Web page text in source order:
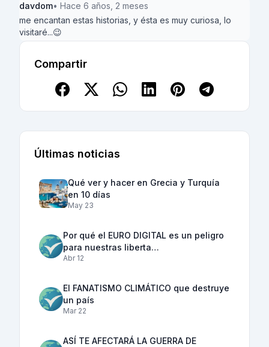
davdom• Hace 6 años, 2 meses
me encantan estas historias, y ésta es muy curiosa, lo
visitaré...😉
Compartir
Últimas noticias
Qué ver y hacer en Grecia y Turquía
en 10 días
May 23
Por qué el EURO DIGITAL es un peligro
para nuestras liberta…
Abr 12
El FANATISMO CLIMÁTICO que destruye
un país
Mar 22
ASÍ TE AFECTARÁ LA GUERRA DE